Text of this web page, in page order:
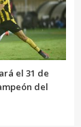
el 31 de
del